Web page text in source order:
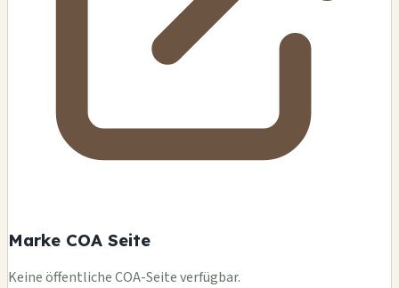
Marke COA Seite
Keine öffentliche COA-Seite verfügbar.